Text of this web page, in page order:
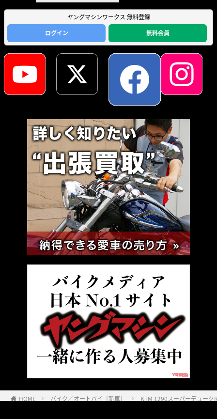
ヤングマシンワークス 無料登録
ログイン
無料会員
HOME バイク／オートバイ［新車］ KTM 1290スーパーデュー